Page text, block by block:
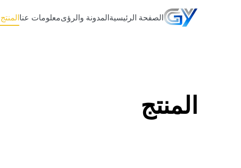
الصفحة الرئيسيةالمدونة والرؤىمعلومات عناالمنتج
المنتج